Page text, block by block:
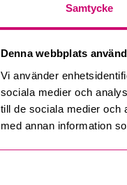
Samtycke
Denna webbplats
Vi använder
sociala medier och
till de sociala medier och
med annan information
Säljare